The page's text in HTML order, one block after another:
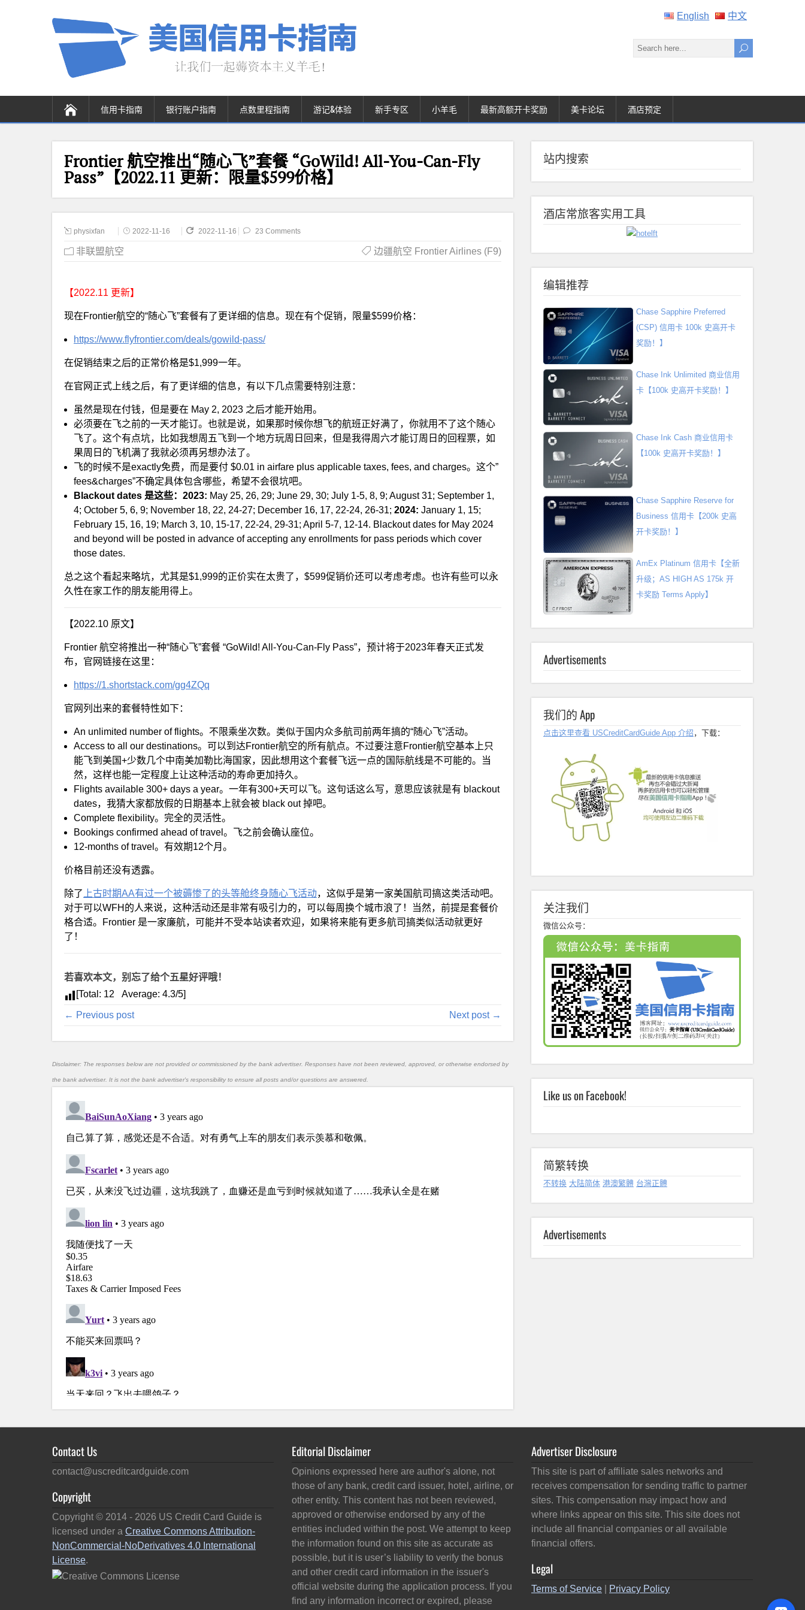
English 中文
信用卡指南 银行账户指南 点数里程指南 游记&体验 新手专区 小羊毛 最新高额开卡奖励 美卡论坛 酒店预定
Frontier 航空推出“随心飞”套餐 “GoWild! All-You-Can-Fly
Pass”【2022.11 更新：限量$599价格】
physixfan 2022-11-16 2022-11-16 23 Comments
非联盟航空 边疆航空 Frontier Airlines (F9)
【2022.11 更新】
现在Frontier航空的“随心飞”套餐有了更详细的信息。现在有个促销，限量$599价格：
https://www.flyfrontier.com/deals/gowild-pass/
在促销结束之后的正常价格是$1,999一年。
在官网正式上线之后，有了更详细的信息，有以下几点需要特别注意：
虽然是现在付钱，但是要在 May 2, 2023 之后才能开始用。
必须要在飞之前的一天才能订。也就是说，如果那时候你想飞的航班正好满了，你就用不了这个随心
飞了。这个有点坑，比如我想周五飞到一个地方玩周日回来，但是我得周六才能订周日的回程票，如
果周日的飞机满了我就必须再另想办法了。
飞的时候不是exactly免费，而是要付 $0.01 in airfare plus applicable taxes, fees, and charges。这个”
fees&charges”不确定具体包含哪些，希望不会很坑吧。
Blackout dates 是这些：2023: May 25, 26, 29; June 29, 30; July 1-5, 8, 9; August 31; September 1,
4; October 5, 6, 9; November 18, 22, 24-27; December 16, 17, 22-24, 26-31; 2024: January 1, 15;
February 15, 16, 19; March 3, 10, 15-17, 22-24, 29-31; April 5-7, 12-14. Blackout dates for May 2024
and beyond will be posted in advance of accepting any enrollments for pass periods which cover
those dates.
总之这个看起来略坑，尤其是$1,999的正价实在太贵了，$599促销价还可以考虑考虑。也许有些可以永
久性在家工作的朋友能用得上。
【2022.10 原文】
Frontier 航空将推出一种“随心飞”套餐 “GoWild! All-You-Can-Fly Pass”，预计将于2023年春天正式发
布，官网链接在这里：
https://1.shortstack.com/gg4ZQq
官网列出来的套餐特性如下：
An unlimited number of flights。不限乘坐次数。类似于国内众多航司前两年搞的“随心飞”活动。
Access to all our destinations。可以到达Frontier航空的所有航点。不过要注意Frontier航空基本上只
能飞到美国+少数几个中南美加勒比海国家，因此想用这个套餐飞远一点的国际航线是不可能的。当
然，这样也能一定程度上让这种活动的寿命更加持久。
Flights available 300+ days a year。一年有300+天可以飞。这句话这么写，意思应该就是有 blackout
dates，我猜大家都放假的日期基本上就会被 black out 掉吧。
Complete flexibility。完全的灵活性。
Bookings confirmed ahead of travel。飞之前会确认座位。
12-months of travel。有效期12个月。
价格目前还没有透露。
除了 上古时期AA有过一个被薅惨了的头等舱终身随心飞活动，这似乎是第一家美国航司搞这类活动吧。
对于可以WFH的人来说，这种活动还是非常有吸引力的，可以每周换个城市浪了！当然，前提是套餐价
格合适。Frontier 是一家廉航，可能并不受本站读者欢迎，如果将来能有更多航司搞类似活动就更好
了！
若喜欢本文，别忘了给个五星好评哦！
[Total: 12 Average: 4.3/5]
← Previous post Next post →
Disclaimer: The responses below are not provided or commissioned by the bank advertiser. Responses have not been reviewed, approved, or otherwise endorsed by
the bank advertiser. It is not the bank advertiser's responsibility to ensure all posts and/or questions are answered.
站内搜索
酒店常旅客实用工具
编辑推荐
Chase Sapphire Preferred
(CSP) 信用卡 100k 史高开卡
奖励！】
Chase Ink Unlimited 商业信用
卡【100k 史高开卡奖励！】
Chase Ink Cash 商业信用卡
【100k 史高开卡奖励！】
Chase Sapphire Reserve for
Business 信用卡【200k 史高
开卡奖励！】
AmEx Platinum 信用卡【全新
升级；AS HIGH AS 175k 开
卡奖励 Terms Apply】
Advertisements
我们的 App
点击这里查看 USCreditCardGuide App 介绍 ，下载：
关注我们
微信公众号：
Like us on Facebook!
简繁转换
不转换 大陆简体 港澳繁體 台灣正體
Advertisements
Contact Us
contact@uscreditcardguide.com
Copyright
Copyright © 2014 - 2026 US Credit Card Guide is
licensed under a Creative Commons Attribution-
NonCommercial-NoDerivatives 4.0 International
License.
Editorial Disclaimer
Opinions expressed here are author's alone, not
those of any bank, credit card issuer, hotel, airline, or
other entity. This content has not been reviewed,
approved or otherwise endorsed by any of the
entities included within the post. We attempt to keep
the information found on this site as accurate as
possible, but it is user’s liability to verify the bonus
and other credit card information in the issuer's
official website during the application process. If you
find any information incorrect or expired, please
Advertiser Disclosure
This site is part of affiliate sales networks and
receives compensation for sending traffic to partner
sites. This compensation may impact how and
where links appear on this site. This site does not
include all financial companies or all available
financial offers.
Legal
Terms of Service Privacy Policy